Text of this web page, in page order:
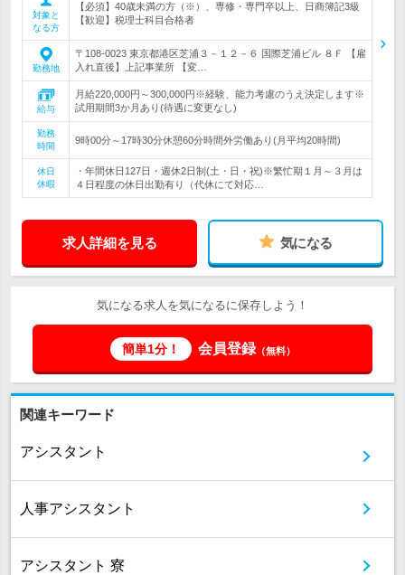
対象と
なる方
【必須】40歳未満の方（※）、専修・専門卒以上、日商簿記3級
【歓迎】税理士科目合格者
勤務地
〒108-0023 東京都港区芝浦３－１２－６ 国際芝浦ビル ８Ｆ 【雇
入れ直後】上記事業所 【変…
給与
月給220,000円～300,000円※経験、能力考慮のうえ決定します※
試用期間3か月あり(待遇に変更なし)
勤務
時間
9時00分～17時30分休憩60分時間外労働あり(月平均20時間)
休日
休暇
・年間休日127日・週休2日制(土・日・祝)※繁忙期１月～３月は
４日程度の休日出勤有り（代休にて対応…
求人詳細を見る 気になる
気になる求人を気になるに保存しよう！
簡単1分！ 会員登録（無料）
関連キーワード
アシスタント
人事アシスタント
アシスタント 寮